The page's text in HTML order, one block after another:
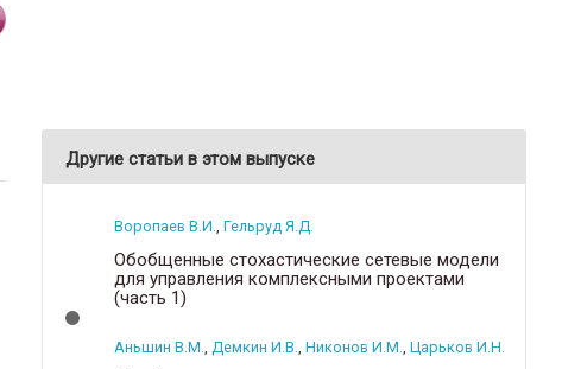
Другие статьи в этом выпуске
Воропаев В.И., Гельруд Я.Д.
Обобщенные стохастические сетевые модели
для управления комплексными проектами
(часть 1)
Аньшин В.М., Демкин И.В., Никонов И.М., Царьков И.Н.